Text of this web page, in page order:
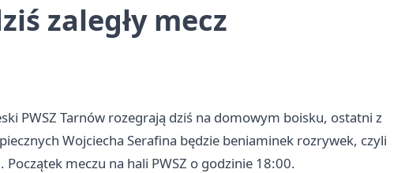
zaległy mecz
PWSZ Tarnów rozegrają dziś na domowym boisku, ostatni z
Wojciecha Serafina będzie beniaminek rozrywek, czyli
meczu na hali PWSZ o godzinie 18:00.